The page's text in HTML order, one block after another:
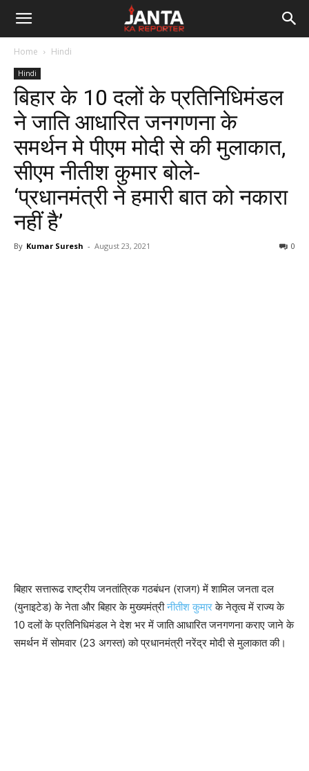
Janta
Reporter
Home Hindi
Hindi
बिहार के 10 दलों के प्रतिनिधिमंडल
ने जाति आधारित जनगणना के
समर्थन मे पीएम मोदी से की मुलाकात,
सीएम नीतीश कुमार बोले-
‘प्रधानमंत्री ने हमारी बात को नकारा
नहीं है’
By Kumar Suresh - August 23, 2021 0
बिहार सत्तारूढ राष्ट्रीय जनतांत्रिक गठबंधन (राजग) में शामिल जनता दल
(युनाइटेड) के नेता और बिहार के मुख्यमंत्रीनीतीश कुमारके नेतृत्व में राज्य के
10 दलों के प्रतिनिधिमंडल ने देश भर में जाति आधारित जनगणना कराए जाने के
समर्थन में सोमवार (23 अगस्त) को प्रधानमंत्री नरेंद्र मोदी से मुलाकात की।